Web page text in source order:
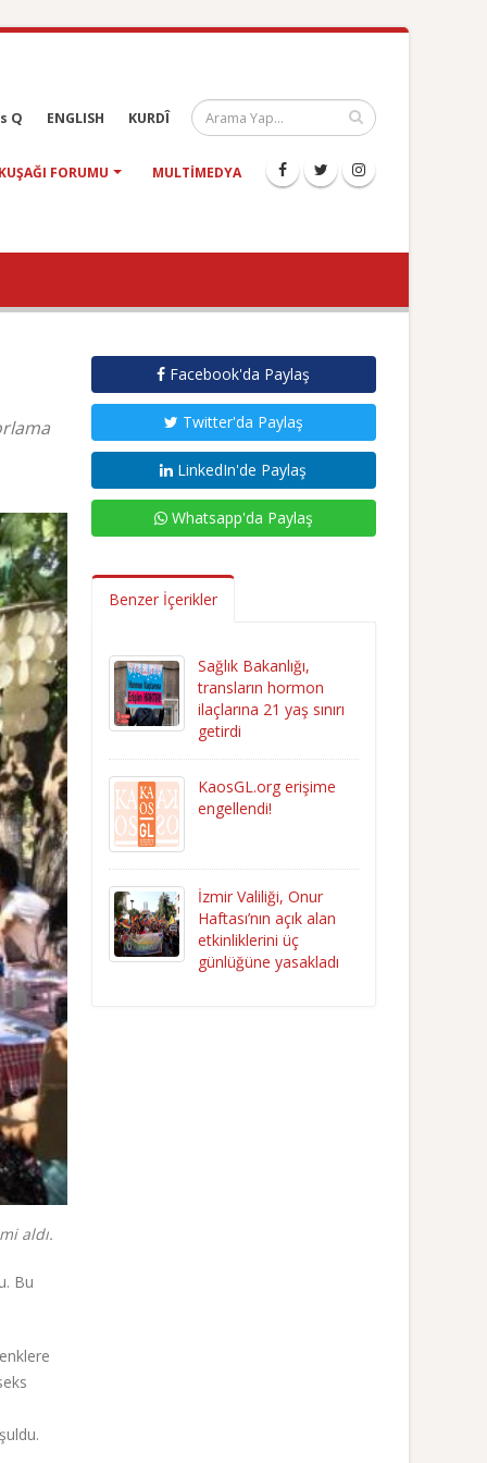
Q ENGLISH KURDÎ
FORUMU MULTIMEDYA
aldı.
Bu
Facebook'da Paylaş
Twitter'da Paylaş
LinkedIn'de Paylaş
Whatsapp'da Paylaş
Benzer İçerikler
Sağlık Bakanlığı,
transların hormon
ilaçlarına 21 yaş sınırı
getirdi
KaosGL.org erişime
engellendi!
İzmir Valiliği, Onur
Haftası’nın açık alan
etkinliklerini üç
günlüğüne yasakladı